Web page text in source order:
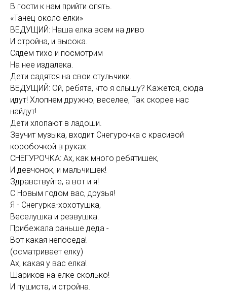
В гости к нам прийти опять.
«Танец около ёлки»
ВЕДУЩИЙ: Наша елка всем на диво
И стройна, и высока.
Сядем тихо и посмотрим
На нее издалека.
Дети садятся на свои стульчики.
ВЕДУЩИЙ: Ой, ребята, что я слышу? Кажется, сюда
идут! Хлопнем дружно, веселее, Так скорее нас
найдут!
Дети хлопают в ладоши.
Звучит музыка, входит Снегурочка с красивой
коробочкой в руках.
СНЕГУРОЧКА: Ах, как много ребятишек,
И девчонок, и мальчишек!
Здравствуйте, а вот и я!
С Новым годом вас, друзья!
Я - Снегурка-хохотушка,
Веселушка и резвушка.
Прибежала раньше деда -
Вот какая непоседа!
(осматривает елку)
Ах, какая у вас елка!
Шариков на елке сколько!
И пушиста, и стройна.